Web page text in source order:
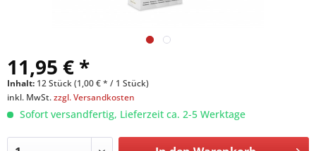
11,95 € *
Inhalt: 12 Stück (1,00 € * / 1 Stück)
inkl. MwSt.zzgl. Versandkosten
Sofort versandfertig, Lieferzeit ca. 2-5 Werktage